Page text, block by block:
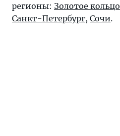
регионы: Золотое кольцо
Санкт-Петербург, Сочи.